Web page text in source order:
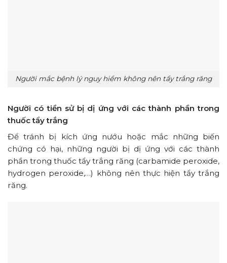
Người mắc bệnh lý nguy hiểm không nên tẩy trắng răng
Người có tiền sử bị dị ứng với các thành phần trong
thuốc tẩy trắng
Để tránh bị kích ứng nướu hoặc mắc những biến
chứng có hại, những người bị dị ứng với các thành
phần trong thuốc tẩy trắng răng (carbamide peroxide,
hydrogen peroxide,…) không nên thực hiện tẩy trắng
răng.